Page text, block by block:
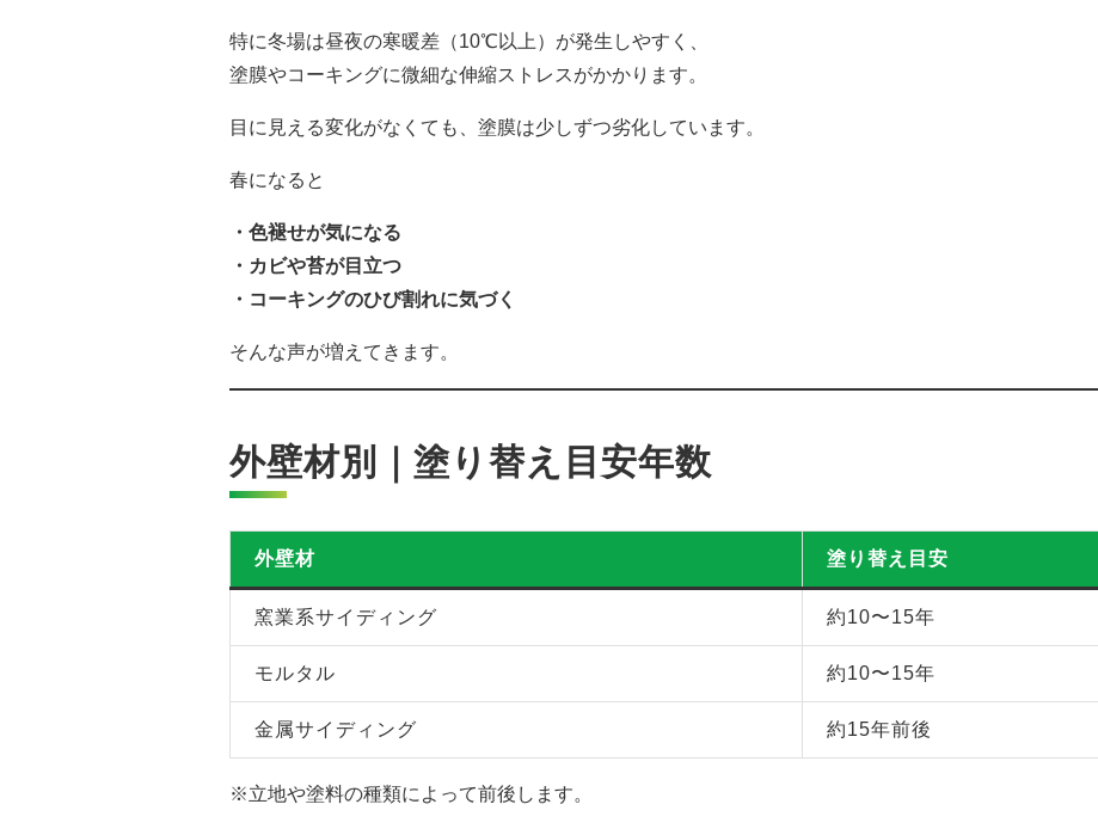
特に冬場は昼夜の寒暖差（10℃以上）が発生しやすく、
塗膜やコーキングに微細な伸縮ストレスがかかります。
目に見える変化がなくても、塗膜は少しずつ劣化しています。
春になると
・色褪せが気になる
・カビや苔が目立つ
・コーキングのひび割れに気づく
そんな声が増えてきます。
外壁材別｜塗り替え目安年数
外壁材 塗り替え目安
窯業系サイディング 約10〜15年
モルタル 約10〜15年
金属サイディング 約15年前後
※立地や塗料の種類によって前後します。